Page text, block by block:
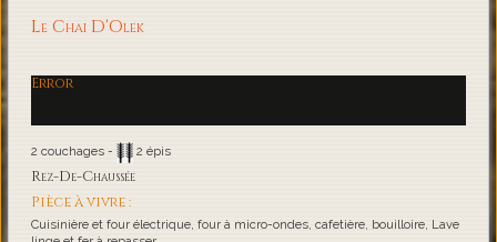
Le Chai D'Olek
Error
2 couchages - 2 épis
Rez-De-Chaussée
Pièce à vivre :
Cuisinière et four électrique, four à micro-ondes, cafetière, bouilloire, Lave